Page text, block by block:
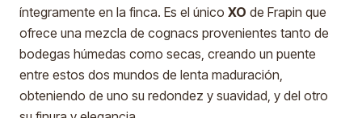
íntegramente en la finca. Es el único XO de Frapin que
ofrece una mezcla de cognacs provenientes tanto de
bodegas húmedas como secas, creando un puente
entre estos dos mundos de lenta maduración,
obteniendo de uno su redondez y suavidad, y del otro